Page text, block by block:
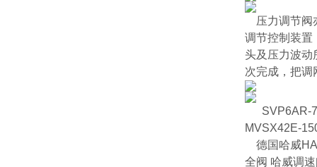
压力调节阀
调节控制装置
头及压力波动
次完成，把
SVP6AR-
MVSX42E-
德国哈威
全阀 哈威调